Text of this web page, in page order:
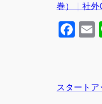
巻）｜社
スタートア